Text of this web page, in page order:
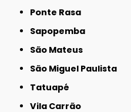
Ponte Rasa
Sapopemba
São Mateus
São Miguel Paulista
Tatuapé
Vila Carrão